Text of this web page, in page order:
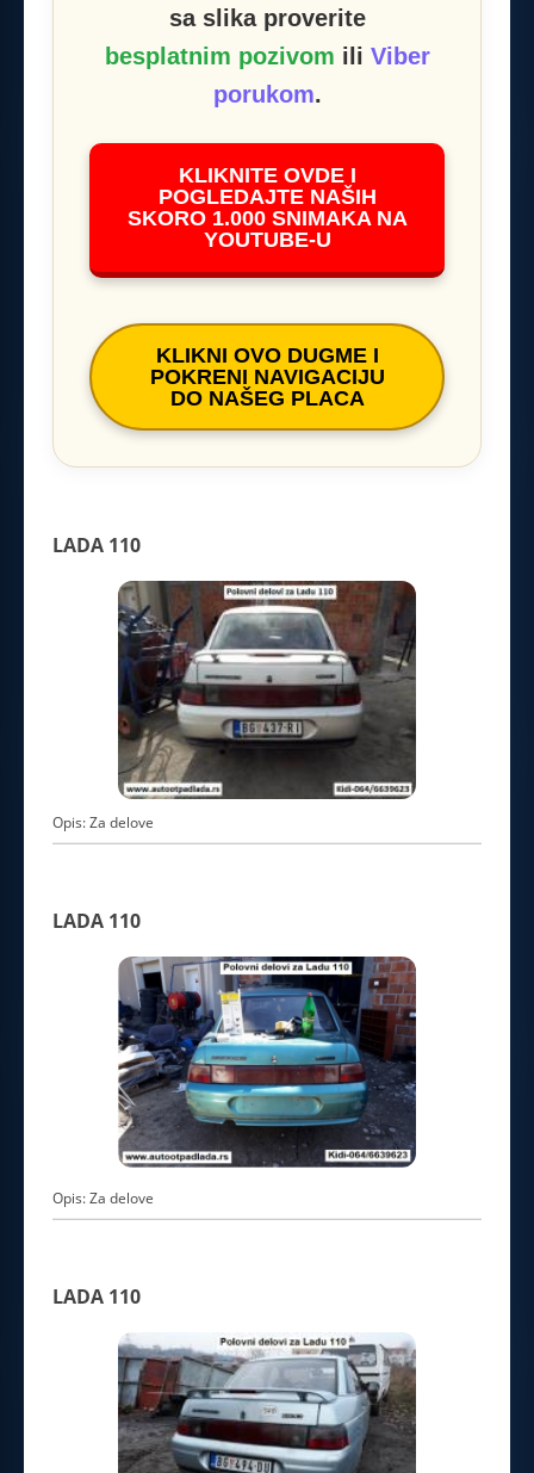
sa slika proverite
besplatnim pozivom ili Viber
porukom.
KLIKNITE OVDE I
POGLEDAJTE NAŠIH
SKORO 1.000 SNIMAKA NA
YOUTUBE-U
KLIKNI OVO DUGME I
POKRENI NAVIGACIJU
DO NAŠEG PLACA
LADA 110
Opis: Za delove
LADA 110
Opis: Za delove
LADA 110